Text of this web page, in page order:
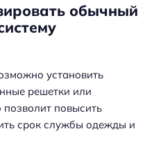
обычный
установить
решетки или
позволит повысить
срок службы одежды и